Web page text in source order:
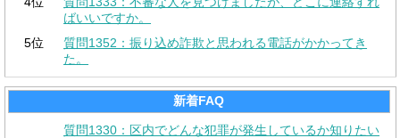
ばいいですか。
5位
質問1352：振り込め詐欺と思われる電話がかかってき
た。
新着FAQ
質問1330：区内でどんな犯罪が発生しているか知りたい